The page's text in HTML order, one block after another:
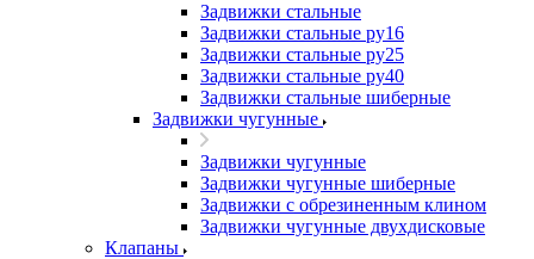
Задвижки стальные
Задвижки стальные ру16
Задвижки стальные ру25
Задвижки стальные ру40
Задвижки стальные шиберные
Задвижки чугунные
Задвижки чугунные
Задвижки чугунные шиберные
Задвижки с обрезиненным клином
Задвижки чугунные двухдисковые
Клапаны